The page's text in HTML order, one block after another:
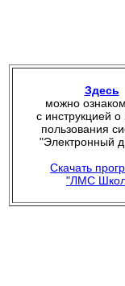
Здесь
можно
с инструкцией о
пользования
"Электронный
Скачать
"ЛМС